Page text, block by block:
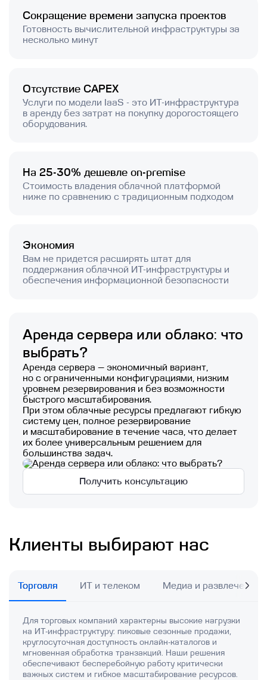
Сокращение времени запуска проектов
Готовность вычислительной инфраструктуры за
несколько минут
Отсутствие CAPEX
Услуги по модели IaaS - это ИТ-инфраструктура
в аренду без затрат на покупку дорогостоящего
оборудования.
На 25-30% дешевле on-premise
Стоимость владения облачной платформой
ниже по сравнению с традиционным подходом
Экономия
Вам не придется расширять штат для
поддержания облачной ИТ-инфраструктуры и
обеспечения информационной безопасности
Аренда сервера или облако: что
выбрать?
Аренда сервера — экономичный вариант,
но с ограниченными конфигурациями, низким
уровнем резервирования и без возможности
быстрого масштабирования.
При этом облачные ресурсы предлагают гибкую
систему цен, полное резервирование
и масштабирование в течение часа, что делает
их более универсальным решением для
большинства задач.
Получить консультацию
Клиенты выбирают нас
Торговля ИТ и телеком Медиа и развлечения
Для торговых компаний характерны высокие нагрузки
на ИТ-инфраструктуру: пиковые сезонные продажи,
круглосуточная доступность онлайн-каталогов и
мгновенная обработка транзакций. Наши решения
обеспечивают бесперебойную работу критически
важных систем и гибкое масштабирование ресурсов.